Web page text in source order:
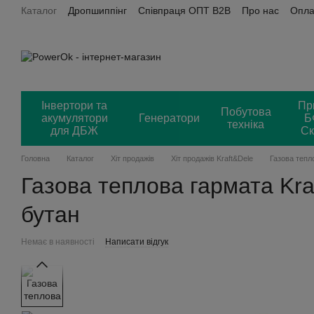
Перейти до основного контенту
Каталог Дропшиппінг Співпраця ОПТ B2B Про нас
Інвертори та
акумулятори
для ДБЖ
Генератори
Побутова
техніка
Головна Каталог Хіт продажів Хіт продажів Kraft&Dele Газова
Газова теплова гармата
бутан
Немає в наявності Написати відгук